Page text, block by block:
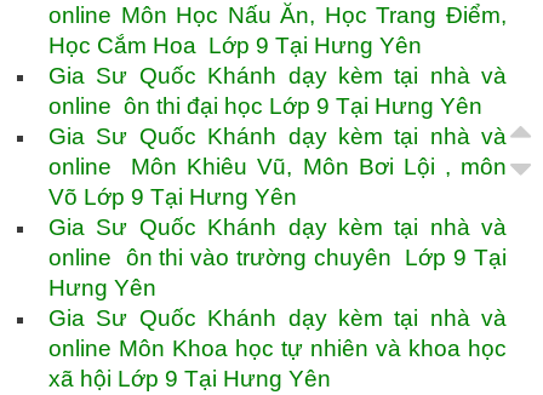
online Môn Học Nấu Ăn, Học Trang Điểm,
Học Cắm Hoa Lớp 9 Tại Hưng Yên
Gia Sư Quốc Khánh dạy kèm tại nhà và
online ôn thi đại học Lớp 9 Tại Hưng Yên
Gia Sư Quốc Khánh dạy kèm tại nhà và
online Môn Khiêu Vũ, Môn Bơi Lội , môn
Võ Lớp 9 Tại Hưng Yên
Gia Sư Quốc Khánh dạy kèm tại nhà và
online ôn thi vào trường chuyên Lớp 9 Tại
Hưng Yên
Gia Sư Quốc Khánh dạy kèm tại nhà và
online Môn Khoa học tự nhiên và khoa học
xã hội Lớp 9 Tại Hưng Yên